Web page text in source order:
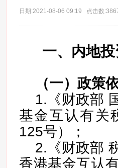
日期:2021-08-06 09:19 点击数
一、内地
（一） 政策
1.《财政部
基金互认有关
125号）；
2.《财政部
香港基金互认